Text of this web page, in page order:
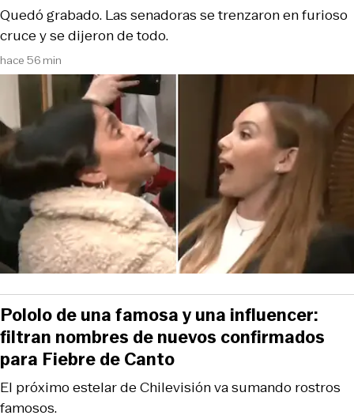
hace 56 min
Quedó grabado. Las senadoras se trenzaron en furioso
cruce y se dijeron de todo.
El próximo estelar de Chilevisión va sumando rostros
famosos.
Pololo de una famosa y una influencer:
filtran nombres de nuevos confirmados
para Fiebre de Canto